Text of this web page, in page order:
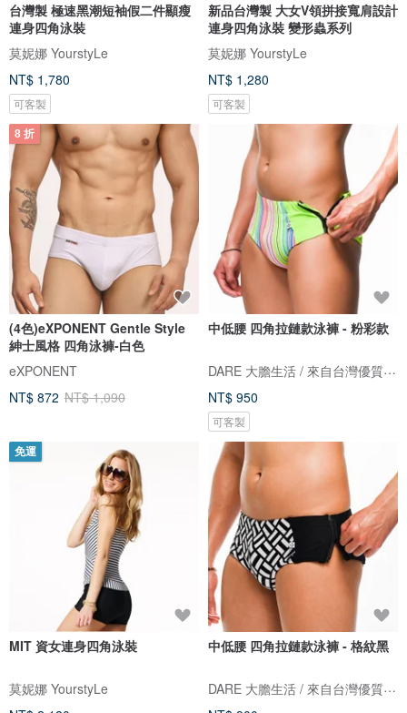
台灣製 極速黑潮短袖假二件顯瘦
連身四角泳裝
莫妮娜 YourstyLe
NT$ 1,780
可客製
新品台灣製 大女V領拼接寬肩設計
連身四角泳裝 變形蟲系列
莫妮娜 YourstyLe
NT$ 1,280
可客製
8 折
(4色)eXPONENT Gentle Style
紳士風格 四角泳褲-白色
eXPONENT
NT$ 872 NT$ 1,090
中低腰 四角拉鏈款泳褲 - 粉彩款
DARE 大膽生活 / 來自台灣優質男性內著
NT$ 950
可客製
免運
MIT 資女連身四角泳裝
莫妮娜 YourstyLe
中低腰 四角拉鏈款泳褲 - 格紋黑
DARE 大膽生活 / 來自台灣優質男性內著